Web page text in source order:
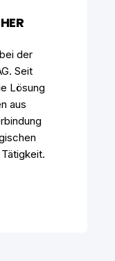
der
Seit
Lösung
aus